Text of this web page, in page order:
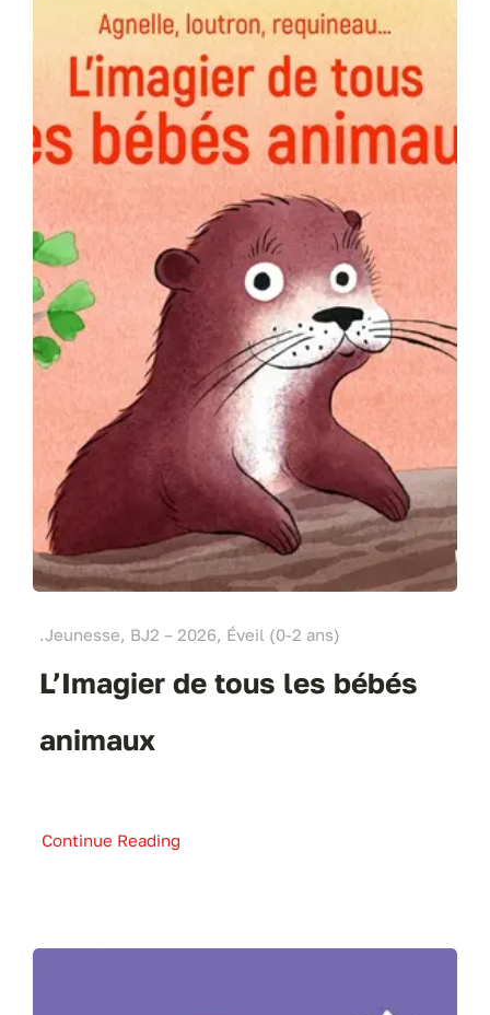
.Jeunesse, BJ2 – 2026, Éveil (0-2 ans)
L’Imagier de tous les bébés
animaux
Continue Reading